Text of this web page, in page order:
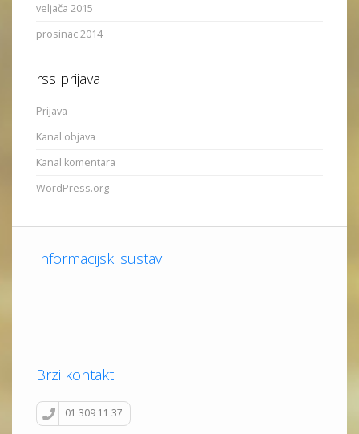
veljača 2015
prosinac 2014
rss prijava
Prijava
Kanal objava
Kanal komentara
WordPress.org
Informacijski sustav
Brzi kontakt
01 309 11 37